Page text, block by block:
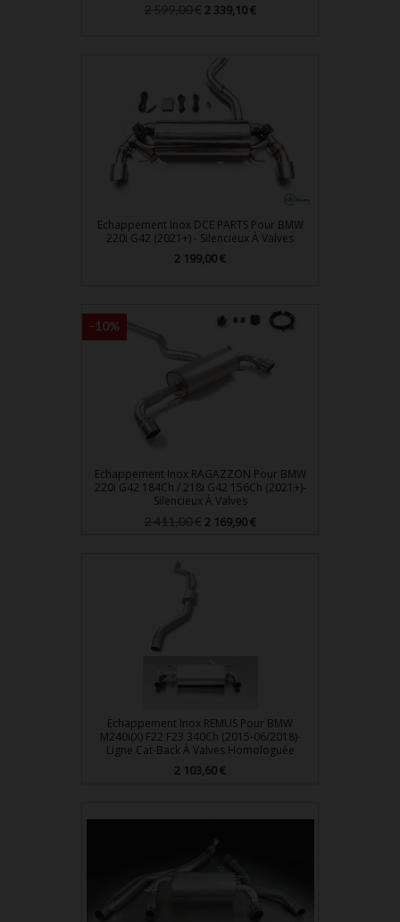
Prix
2 339,10 €
Echappement Inox DCE PARTS Pour BMW
220i G42 (2021+) - Silencieux À Valves
Prix
2 199,00 €
Echappement Inox RAGAZZON Pour BMW
220i G42 184Ch / 218i G42 156Ch (2021+)-
Silencieux À Valves
Prix
2 169,90 €
-10%
Echappement Inox REMUS Pour BMW
M240i(x) F22 F23 340Ch (2015-06/2018)-
Ligne Cat-Back À Valves Homologuée
Prix
2 103,60 €